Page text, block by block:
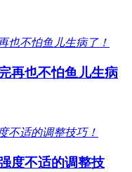
再也不怕鱼儿生病
度不适的调整技